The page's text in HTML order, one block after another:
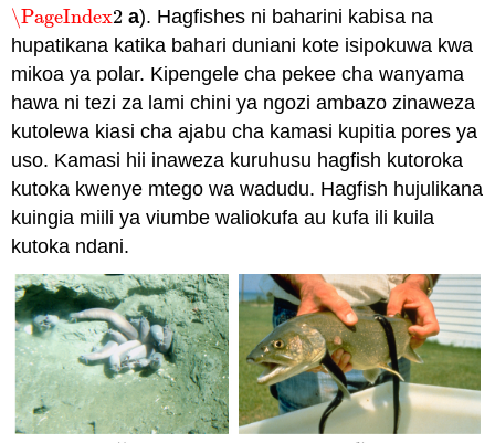
\PageIndex2
\PageIndex2 a). Hagfishes ni baharini kabisa na
hupatikana katika bahari duniani kote isipokuwa kwa
mikoa ya polar. Kipengele cha pekee cha wanyama
hawa ni tezi za lami chini ya ngozi ambazo zinaweza
kutolewa kiasi cha ajabu cha kamasi kupitia pores ya
uso. Kamasi hii inaweza kuruhusu hagfish kutoroka
kutoka kwenye mtego wa wadudu. Hagfish hujulikana
kuingia miili ya viumbe waliokufa au kufa ili kuila
kutoka ndani.